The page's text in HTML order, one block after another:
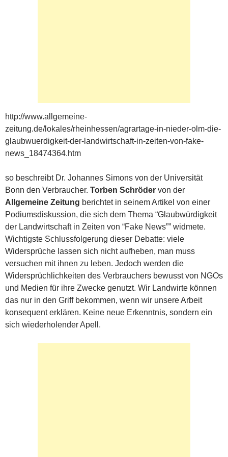
http://www.allgemeine-
zeitung.de/lokales/rheinhessen/agrartage-in-nieder-olm-die-
glaubwuerdigkeit-der-landwirtschaft-in-zeiten-von-fake-
news_18474364.htm
so beschreibt Dr. Johannes Simons von der Universität
Bonn den Verbraucher. Torben Schröder von der
Allgemeine Zeitung berichtet in seinem Artikel von einer
Podiumsdiskussion, die sich dem Thema “Glaubwürdigkeit
der Landwirtschaft in Zeiten von “Fake News”” widmete.
Wichtigste Schlussfolgerung dieser Debatte: viele
Widersprüche lassen sich nicht aufheben, man muss
versuchen mit ihnen zu leben. Jedoch werden die
Widersprüchlichkeiten des Verbrauchers bewusst von NGOs
und Medien für ihre Zwecke genutzt. Wir Landwirte können
das nur in den Griff bekommen, wenn wir unsere Arbeit
konsequent erklären. Keine neue Erkenntnis, sondern ein
sich wiederholender Apell.